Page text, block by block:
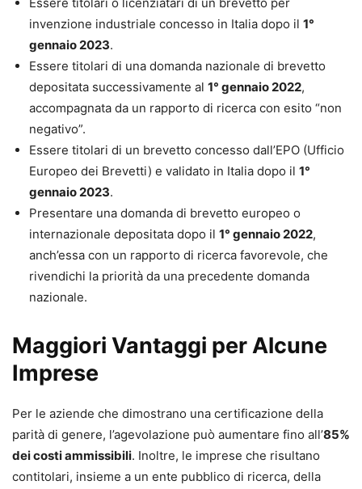
invenzione industriale concesso in Italia dopo il 1°
gennaio 2023.
Essere titolari di una domanda nazionale di brevetto
depositata successivamente al 1° gennaio 2022,
accompagnata da un rapporto di ricerca con esito “non
negativo”.
Essere titolari di un brevetto concesso dall’EPO (Ufficio
Europeo dei Brevetti) e validato in Italia dopo il 1°
gennaio 2023.
Presentare una domanda di brevetto europeo o
internazionale depositata dopo il 1° gennaio 2022,
anch’essa con un rapporto di ricerca favorevole, che
rivendichi la priorità da una precedente domanda
nazionale.
Maggiori Vantaggi per Alcune
Imprese
Per le aziende che dimostrano una certificazione della
parità di genere, l’agevolazione può aumentare fino all’85%
dei costi ammissibili. Inoltre, le imprese che risultano
contitolari, insieme a un ente pubblico di ricerca, della